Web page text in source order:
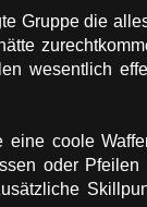
Gruppe die
wesentlich
coole
oder Pfeilen